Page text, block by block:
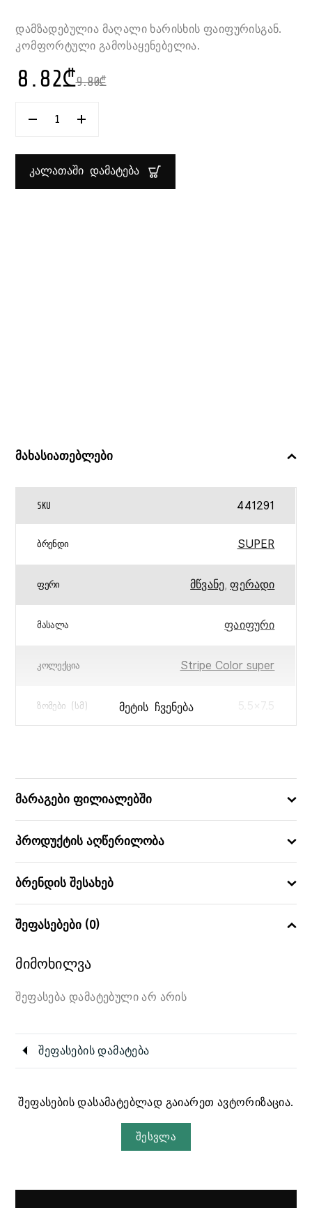
დამზადებულია მაღალი ხარისხის ფაიფურისგან.
კომფორტული გამოსაყენებელია.
9.80₾
8.82₾
ᲠᲐᲝᲓᲔᲜᲝᲑᲐ:
ᲤᲔᲠᲐᲓᲘ
250
COLOR
ᲙᲐᲚᲐᲗᲐᲨᲘ ᲓᲐᲛᲐᲢᲔᲑᲐ
მახასიათებლები
SKU 441291
ᲑᲠᲔᲜᲓᲘ SUPER
ᲤᲔᲠᲘ მწვანე,ფერადი
ᲛᲐᲡᲐᲚᲐ ფაიფური
ᲙᲝᲚᲔᲥᲪᲘᲐ Stripe Color super
ᲖᲝᲛᲔᲑᲘ (ᲡᲛ) 5.5×7.5
ᲛᲔᲢᲘᲡ ᲩᲕᲔᲜᲔᲑᲐ
მარაგები ფილიალებში
პროდუქტის აღწერილობა
ბრენდის შესახებ
შეფასებები (0)
მიმოხილვა
შეფასება დამატებული არ არის
შეფასების დამატება
შეფასების დასამატებლად გაიარეთ ავტორიზაცია.
შესვლა